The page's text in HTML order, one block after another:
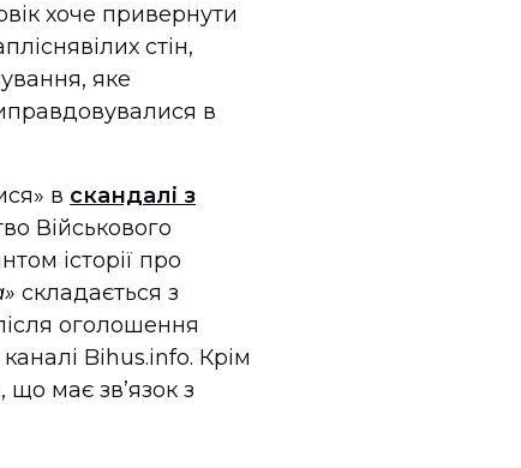
хоче привернути
стін,
яке
в
в скандалі з
Військового
історії про
складається з
оголошення
Bihus.info. Крім
має звʼязок з